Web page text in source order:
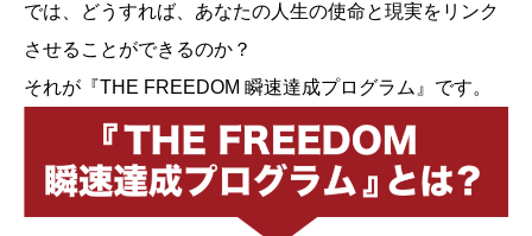
では、どうすれば、あなたの人生の使命と現実をリンク
させることができるのか？
それが『THE FREEDOM 瞬速達成プログラム』です。